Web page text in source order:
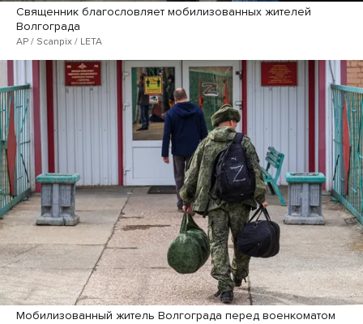
Священник благословляет мобилизованных жителей
Волгограда
AP / Scanpix / LETA
Мобилизованный житель Волгограда перед военкоматом